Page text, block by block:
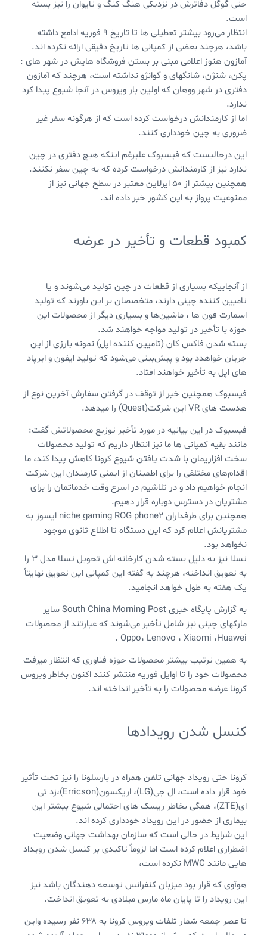
حتی گوگل دفاترش در نزدیکی هنگ کنگ و تایوان را نیز بسته
است.
انتظار می‌رود بیشتر تعطیلی ها تا تاریخ ۹ فوریه ادامع داشته
باشد، هرچند بعضی از کمپانی ها تاریخ دقیقی ارائه نکرده اند.
آمازون هنوز اعلامی مبنی بر بستن فروشگاه هایش در شهر های :
پکن، شنژن، شانگهای و گوانژو نداشته است، هرچند که آمازون
دفتری در شهر ووهان که اولین بار ویروس در آنجا شیوع پیدا کرد
ندارد.
اما از کارمندانش درخواست کرده است که از هرگونه سفر غیر
ضروری به چین خودداری کنند.
این درحالیست که فیسبوک علیرغم اینکه هیچ دفتری در چین
ندارد نیز از کارمندانش درخواست کرده که به چین سفر نکنند.
همچنین بیشتر از ۵۰ ایرلاین معتبر در سطح جهانی نیز از
ممنوعیت پرواز به این کشور خبر داده اند.
کمبود قطعات و تأخیر در عرضه
از آنجاییکه بسیاری از قطعات در چین تولید می‌شوند و یا
تامیین کننده چینی دارند، متخصصان بر این باورند که تولید
اسمارت فون ها ، ماشین‌ها و بسیاری دیگر از محصولات این
حوزه با تأخیر در تولید مواجه خواهند شد.
بسته شدن فاکس کان (تامیین کننده اپل) نمونه بارزی از این
جریان خواهدد بود و پیش‌بینی می‌شود که تولید ایفون و ایرپاد
های اپل به تأخیر خواهند افتاد.
فیسبوک همچنین خبر از توقف در گرفتن سفارش آخرین نوع از
هدست های VR این شرکت(Quest) را میدهد.
فیسبوک در این بیانیه در مورد تأخیر توزیع محصولاتش گفت:
مانند بقیه کمپانی ها ما نیز انتظار داریم که تولید محصولات
سخت افزاریمان با شدت یافتن شیوع کرونا کاهش پیدا کند، ما
اقدام‌ها‌ی مختلفی را برای اطمینان از ایمنی کارمندان این شرکت
انجام خواهیم داد و در تلاشیم در اسرع وقت خدماتمان را برای
مشتریان در دسترس دوباره قرار دهیم.
همچنین برای طرفداران niche gaming ROG phone2 ایسوز به
مشتریانش اعلام کرد که این دستگاه تا اطلاع ثانوی موجود
نخواهد بود.
تسلا نیز به دلیل بسته شدن کارخانه اش تحویل تسلا مدل ۳ را
به تعویق انداخته، هرچند به گفته این کمپانی این تعویق نهایتاً
یک هفته به طول خواهد انجامید.
به گزارش پایگاه خبری South China Morning Post سایر
مارکهای چینی نیز شامل تأخیر می‌شوند که عبارتند از محصولات
Oppo، Lenovo ، Xiaomi ،Huawei .
به همین ترتیب بیشتر محصولات حوزه فناوری که انتظار میرفت
محصولات خود را تا اوایل فوریه منتشر کنند اکنون بخاطر ویروس
کرونا عرضه محصولات را به تأخیر انداخته اند.
کنسل شدن رویدادها
کرونا حتی رویداد جهانی تلفن همراه در بارسلونا را نیز تحت تأثیر
خود قرار داده است، ال جی(LG)، اریکسون(Erricson)،زد تی
ای(ZTE)، همگی بخاطر ریسک های احتمالی شیوع بیشتر این
بیماری از حضور در این رویداد خودداری کرده اند.
این شرایط در حالی است که سازمان بهداشت جهانی وضعیت
اضطراری اعلام کرده است اما لزوماً تاکیدی بر کنسل شدن رویداد
هایی مانند MWC نکرده است،
هوآوی که قرار بود میزبان کنفرانس توسعه دهندگان باشد نیز
این رویداد را تا پایان ماه مارس میلادی به تعویق انداخت.
تا عصر جمعه شمار تلفات ویروس کرونا به ۶۳۸ نفر رسیده واین